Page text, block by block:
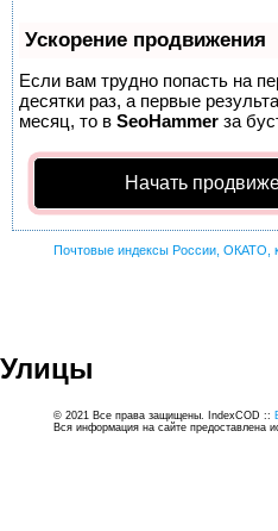
Ускорение продвижения
Если вам трудно попасть на
десятки раз, а первые
месяц, то в SeoHammer за
Начать
Почтовые индексы России,
Улицы
© 2021 Все права защищены. IndexCOD ::
Вся информация на сайте предоставлена